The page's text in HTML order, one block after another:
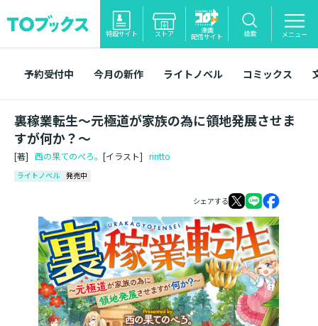
特設サイト ストア 漫画
配信サイト 検索 メニュー
予約受付中 今月の新作 ライトノベル コミックス
裏稼業転生～元極道が家族の為に領地発展させま
すが何か？～
[著] 西の果てのぺろ。 [イラスト] riritto
ライトノベル 発売中
シェアする